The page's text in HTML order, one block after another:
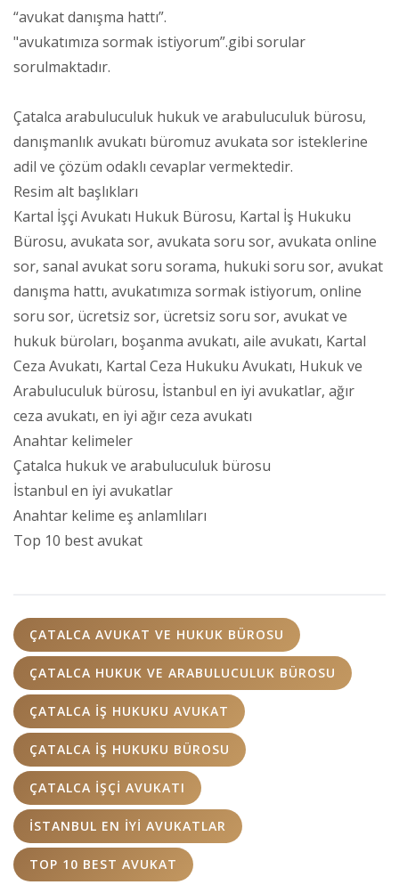
“avukat danışma hattı”.
"avukatımıza sormak istiyorum”.gibi sorular
sorulmaktadır.
Çatalca arabuluculuk hukuk ve arabuluculuk bürosu,
danışmanlık avukatı büromuz avukata sor isteklerine
adil ve çözüm odaklı cevaplar vermektedir.
Resim alt başlıkları
Kartal İşçi Avukatı Hukuk Bürosu, Kartal İş Hukuku
Bürosu, avukata sor, avukata soru sor, avukata online
sor, sanal avukat soru sorama, hukuki soru sor, avukat
danışma hattı, avukatımıza sormak istiyorum, online
soru sor, ücretsiz sor, ücretsiz soru sor, avukat ve
hukuk büroları, boşanma avukatı, aile avukatı, Kartal
Ceza Avukatı, Kartal Ceza Hukuku Avukatı, Hukuk ve
Arabuluculuk bürosu, İstanbul en iyi avukatlar, ağır
ceza avukatı, en iyi ağır ceza avukatı
Anahtar kelimeler
Çatalca hukuk ve arabuluculuk bürosu
İstanbul en iyi avukatlar
Anahtar kelime eş anlamlıları
Top 10 best avukat
ÇATALCA AVUKAT VE HUKUK BÜROSU
ÇATALCA HUKUK VE ARABULUCULUK BÜROSU
ÇATALCA İŞ HUKUKU AVUKAT
ÇATALCA İŞ HUKUKU BÜROSU
ÇATALCA İŞÇI AVUKATI
İSTANBUL EN IYI AVUKATLAR
TOP 10 BEST AVUKAT